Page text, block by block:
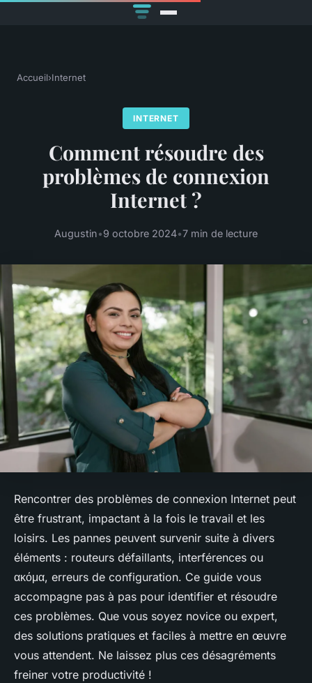
Accueil›Internet
INTERNET
Comment résoudre des
problèmes de connexion
Internet ?
Augustin•9 octobre 2024•7 min de lecture
Rencontrer des problèmes de connexion Internet peut
être frustrant, impactant à la fois le travail et les
loisirs. Les pannes peuvent survenir suite à divers
éléments : routeurs défaillants, interférences ou
ακόμα, erreurs de configuration. Ce guide vous
accompagne pas à pas pour identifier et résoudre
ces problèmes. Que vous soyez novice ou expert,
des solutions pratiques et faciles à mettre en œuvre
vous attendent. Ne laissez plus ces désagréments
freiner votre productivité !